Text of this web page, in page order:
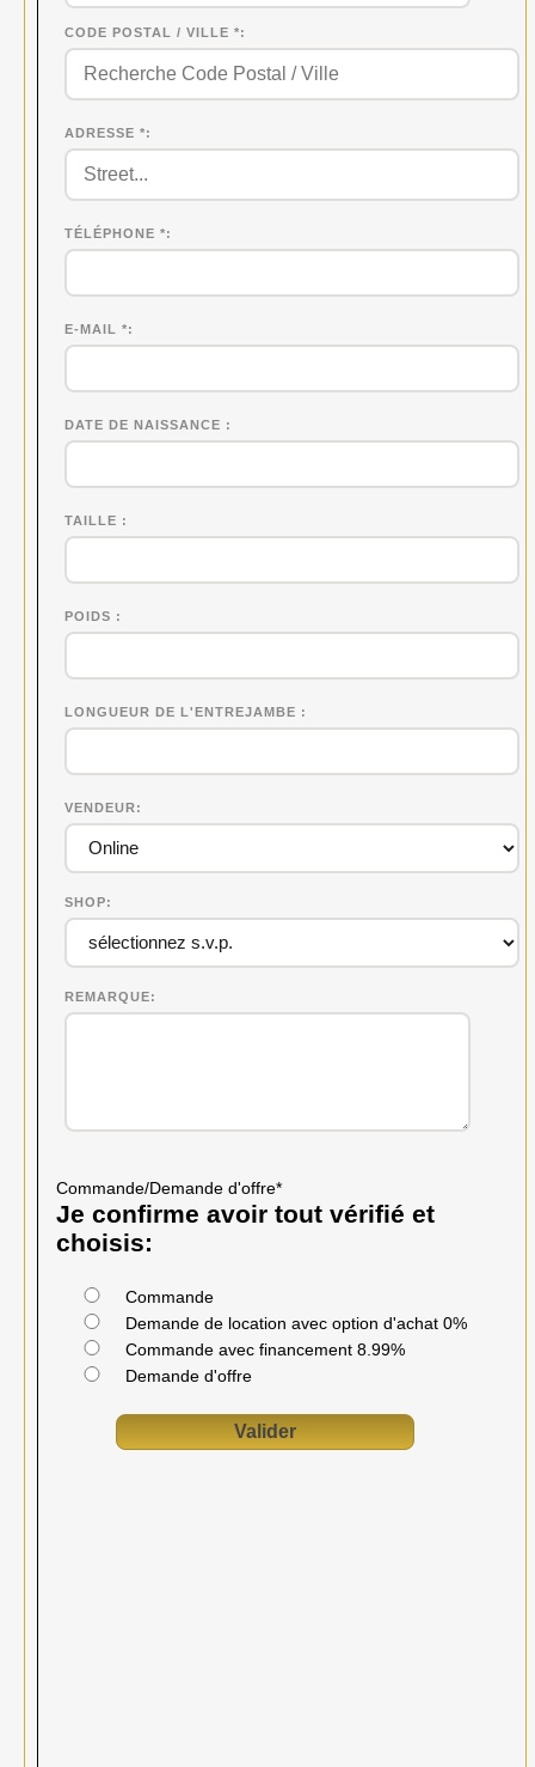
CODE POSTAL / VILLE *
ADRESSE *
TÉLÉPHONE *
E-MAIL *
DATE DE NAISSANCE
TAILLE
POIDS
LONGUEUR DE L'ENTREJAMBE
VENDEUR
SHOP
REMARQUE
Commande/Demande d'offre*
Je confirme avoir tout vérifié et
choisis:
Commande
Demande de location avec option d'achat 0%
Commande avec financement 8.99%
Demande d'offre